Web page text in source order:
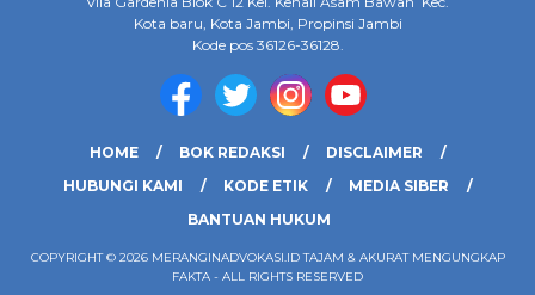
Kota baru, Kota Jambi, Propinsi Jambi
Kode pos 36126-36128.
HOME BOK REDAKSI
DISCLAIMER
HUBUNGI KAMI
KODE ETIK
MEDIA SIBER
BANTUAN HUKUM
COPYRIGHT © 2026 MERANGINADVOKASI.ID TAJAM & AKURAT MENGUNGKAP
FAKTA - ALL RIGHTS RESERVED